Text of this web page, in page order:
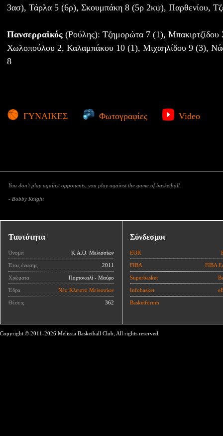
3ασ), Τάρλα 5 (6ρ), Σκουμπάκη 8 (5ρ 2κψ), Παρθενίου,
Πανσερραϊκός (Ρούλης): Τζημορώτα 7 (1), Μπακιρτζίδου
Χωλοπούλου 2, Καλαμπάκου 10 (1), Μιχαηλίδου 9 (3),
8
ΓΥΝΑΙΚΕΣ Φωτογραφίες Video
You don't play against opponents, you play against the game of basketball.
- Bobby Knight
Ταυτότητα
Όνομα Κ.Α.Ο. Μελισσίων
Έτος ένωσης 2011
Χρώματα Πορτοκαλί - Μαύρο
Έδρα Νέο Κλειστό Μελισσίων
Θέσεις 362
Σύνδεσμοι
ΕΟΚ
FIBA FIBA
Superbasket
Infobasket
Basketforum
Copyright © 2011-2026 Melissia Basketball Club, All rights reserved